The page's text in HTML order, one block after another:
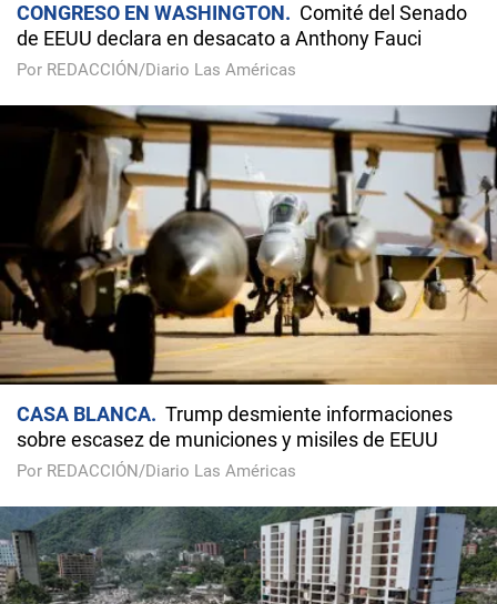
CONGRESO EN WASHINGTON
Comité del Senado
de EEUU declara en desacato a Anthony Fauci
Por REDACCIÓN/Diario Las Américas
CASA BLANCA
Trump desmiente informaciones
sobre escasez de municiones y misiles de EEUU
Por REDACCIÓN/Diario Las Américas